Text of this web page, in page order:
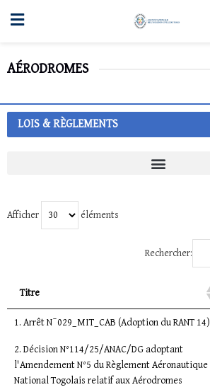
AÉRODROMES
LOIS & RÈGLEMENTS
Afficher éléments
Rechercher:
Titre
1. Arrêt N¯029_MIT_CAB (Adoption du RANT 14)
2. Décision N°114/25/ANAC/DG adoptant
l'Amendement N°5 du Règlement Aéronautique
National Togolais relatif aux Aérodromes